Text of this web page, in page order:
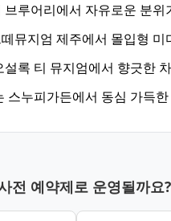
루어리에서 자유로운 분위
뮤지엄 제주에서 몰입형 미
록 티 뮤지엄에서 향긋한
스누피가든에서 동심 가득
전 예약제로 운영될까요?